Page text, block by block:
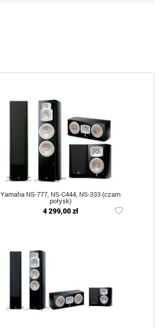
Yamaha NS-777, NS-C444, NS-333 (czarn
połysk)
4 299,00 zł